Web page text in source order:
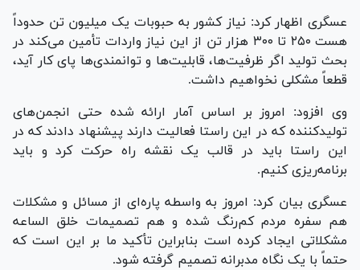
عسگری اظهار کرد: نیاز کشور به حبوبات یک میلیون تن حدوداً
هست ۲۵۰ تا ۳۰۰ هزار تن از این نیاز واردات تأمین می‌کند در
بحث تولید اگر ظرفیت‌ها، قابلیت‌ها و توانمندی‌ها پای کار آید،
قطعاً مشکلی نخواهیم داشت.
وی افزود: امروز بر اساس آمار ارائه شده حتی انجمن‌های
تولیدکننده که در این راستا فعالیت دارند پیشنهاد دادند که در
این راستا باید در قالب یک نقشه راه حرکت کرد و باید
برنامه‌ریزی کنیم.
عسگری بیان کرد: امروز به واسطه پاره‌ای از مسائل و مشکلات
هم سفره مردم کم‌رنگ شده و هم تصمیمات خلق الساعه
مشکلاتی ایجاد کرده است بنابراین تأکید ما بر این است که
حتماً با یک نگاه مدبرانه تصمیم گرفته شود.